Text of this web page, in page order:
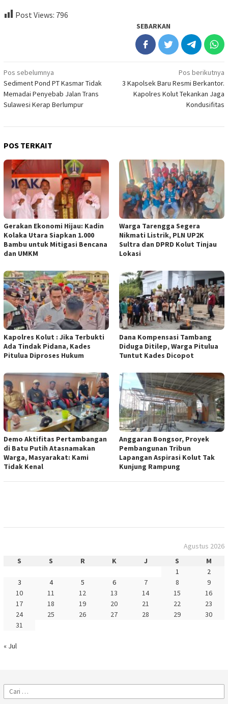
Post Views: 796
SEBARKAN
Navigasi
pos
Pos sebelumnya
Sediment Pond PT Kasmar Tidak
Memadai Penyebab Jalan Trans
Sulawesi Kerap Berlumpur
Pos berikutnya
3 Kapolsek Baru Resmi Berkantor.
Kapolres Kolut Tekankan Jaga
Kondusifitas
POS TERKAIT
Gerakan Ekonomi Hijau: Kadin
Kolaka Utara Siapkan 1.000
Bambu untuk Mitigasi Bencana
dan UMKM
Warga Tarengga Segera
Nikmati Listrik, PLN UP2K
Sultra dan DPRD Kolut Tinjau
Lokasi
Kapolres Kolut : Jika Terbukti
Ada Tindak Pidana, Kades
Pitulua Diproses Hukum
Dana Kompensasi Tambang
Diduga Ditilep, Warga Pitulua
Tuntut Kades Dicopot
Demo Aktifitas Pertambangan
di Batu Putih Atasnamakan
Warga, Masyarakat: Kami
Tidak Kenal
Anggaran Bongsor, Proyek
Pembangunan Tribun
Lapangan Aspirasi Kolut Tak
Kunjung Rampung
Agustus 2026
S
S R K J S
M
1
2
3
4 5 6 7 8
9
10
11 12 13 14 15
16
17
18 19 20 21 22
23
24
25 26 27 28 29
30
31
« Jul
Cari
untuk: